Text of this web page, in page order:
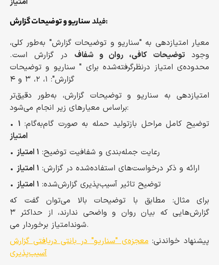
فیلدسناریو و توضیحات گزارش :
معیار امتیازدهی به "سناریو و توضیحات گزارش" به‌طور کلی،
وجود توضیحات کافی، روان و شفاف در گزارش است.
محدوده‌ی امتیاز درنظرگرفته‌شده برای " سناریو و توضیحات
گزارش": ۱، ۲، ۳ و ۴
امتیازدهی به سناریو و توضیحات گزارش، به‌طور دقیق‌تر
براساس معیارهای زیر انجام می‌شود:
• توضیح کامل مراحل بازتولید حمله به صورت گام‌به‌گام: ۱
امتیاز
• رعایت جمله‌بندی و شفافیت توضیح: ۱ امتیاز
• ارائه و ذکر درخواست‌های استفاده‌شده در گزارش: ۱ امتیاز
• توضیح تاثیر آسیب‌پذیری گزارش‌شده: ۱ امتیاز
برای مثال: مطابق با توضیحات بالا می‌توان گفت که
گزارش‌هایی که بیان روان و واضحی ندارند، از حداکثر ۳
امتیاز برخوردار می‎‌شوند.
پیشنهاد خواندنی:معجزه‌ی "سناریو" در بانتی دریافتی گزارش
آسیب‌پذیری